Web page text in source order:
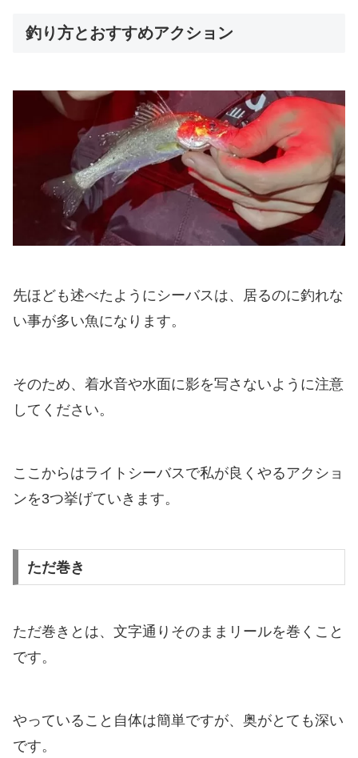
釣り方とおすすめアクション
先ほども述べたようにシーバスは、居るのに釣れな
い事が多い魚になります。
そのため、着水音や水面に影を写さないように注意
してください。
ここからはライトシーバスで私が良くやるアクショ
ンを3つ挙げていきます。
ただ巻き
ただ巻きとは、文字通りそのままリールを巻くこと
です。
やっていること自体は簡単ですが、奥がとても深い
です。